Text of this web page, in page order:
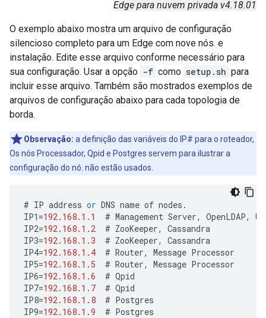
Edge para nuvem privada v4.18.01
O exemplo abaixo mostra um arquivo de configuração
silencioso completo para um Edge com nove nós. e
instalação. Edite esse arquivo conforme necessário para
sua configuração. Usar a opção -f como setup.sh para
incluir esse arquivo. Também são mostrados exemplos de
arquivos de configuração abaixo para cada topologia de
borda.
Observação: a definição das variáveis do IP# para o roteador,
Os nós Processador, Qpid e Postgres servem para ilustrar a
configuração do nó. não estão usados.
# IP address or DNS name of nodes .
IP1 =192.168.1.1 # Management Server, OpenLDAP, UI
IP2=192.168.1.2 # ZooKeeper,
Cassandra
IP3=192.168.1.3 # ZooKeeper,
Cassandra
IP4=192.168.1.4 # Router, Message Processor
IP5=192.168.1.5 # Router, Message Processor
IP6=192.168.1.6 # Qpid
IP7=192.168.1.7 # Qpid
IP8=192.168.1.8 # Postgres
IP9=192.168.1.9 # Postgres